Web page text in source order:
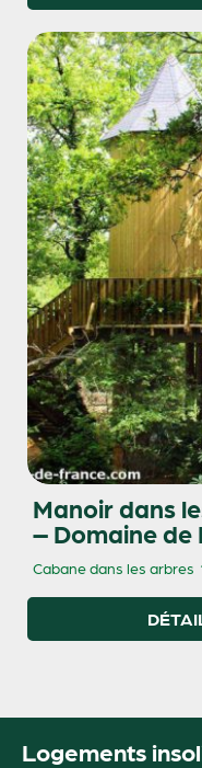
Manoir dans
– Domaine de
Cabane dans les arbres
Logements